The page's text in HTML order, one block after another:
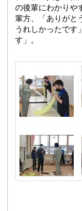
の後輩にわかりや
輩方、「ありがと
うれしかったです
す」。